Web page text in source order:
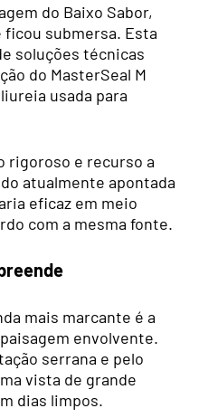
do Baixo Sabor,
submersa. Esta
soluções técnicas
do MasterSeal M
usada para
rigoroso e recurso a
atualmente apontada
eficaz em meio
com a mesma fonte.
mais marcante é a
envolvente.
serrana e pelo
vista de grande
dias limpos.